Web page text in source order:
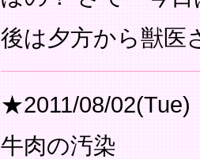
後は夕方から獣医
★2011/08/02(Tue)
牛肉の汚染